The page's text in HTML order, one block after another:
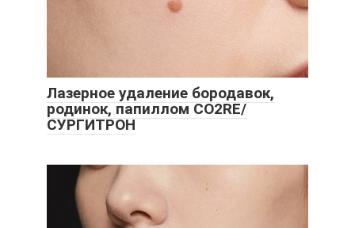
Лазерное удаление бородавок,
родинок, папиллом CO2RE/
СУРГИТРОН